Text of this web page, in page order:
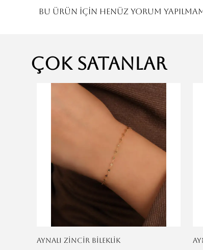
Bu ürün için henüz yorum
Çok Satanlar
AYNALI ZİNCİR BİLEKLİK